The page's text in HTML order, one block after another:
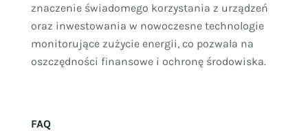
znaczenie świadomego korzystania z urządzeń
oraz inwestowania w nowoczesne technologie
monitorujące zużycie energii, co pozwala na
oszczędności finansowe i ochronę środowiska.
FAQ